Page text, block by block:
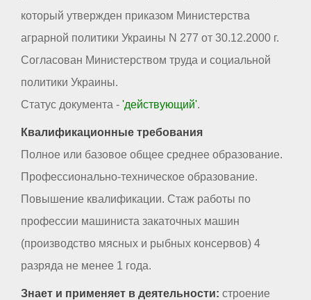
который утвержден приказом Министерства
аграрной политики Украины N 277 от 30.12.2000 г.
Согласован Министерством труда и социальной
политики Украины.
Статус документа - 'действующий'.
Квалификационные требования
Полное или базовое общее среднее образование.
Профессионально-техническое образование.
Повышение квалификации. Стаж работы по
профессии машиниста закаточных машин
(производство мясных и рыбных консервов) 4
разряда не менее 1 года.
Знает и применяет в деятельности: строение